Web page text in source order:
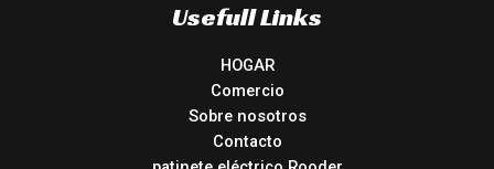
Usefull Links
HOGAR
Comercio
Sobre nosotros
Contacto